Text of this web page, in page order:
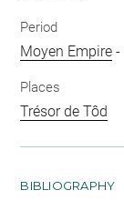
Period
Moyen Empire -
Places
Trésor de Tôd
BIBLIOGRAPHY